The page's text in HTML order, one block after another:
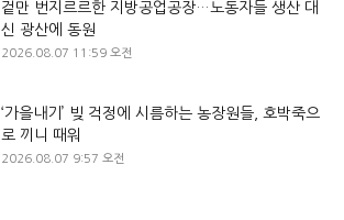
겉만 번지르르한 지방공업공장…노동자들 생산 대
신 광산에 동원
2026.08.07 11:59 오전
‘가을내기’ 빚 걱정에 시름하는 농장원들, 호박죽으
로 끼니 때워
2026.08.07 9:57 오전